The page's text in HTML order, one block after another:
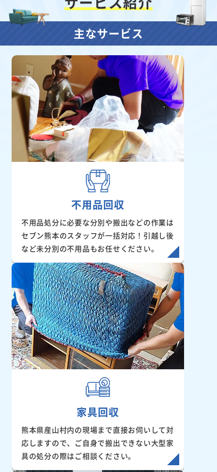
主なサービス
不用品回収
不用品処分に必要な分別や搬出などの作業は
セブン熊本のスタッフが一括対応！引越し後
など未分別の不用品もお任せください。
家具回収
熊本県産山村内の現場まで直接お伺いして対
応しますので、ご自身で搬出できない大型家
具の処分の際はご相談ください。